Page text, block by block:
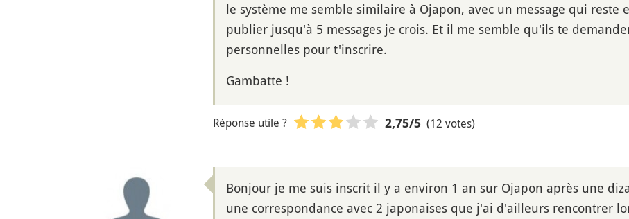
le système me semble similaire à Ojapon, avec un message qui
publier jusqu'à 5 messages je crois. Et il me semble qu'ils te
personnelles pour t'inscrire.
Gambatte !
Réponse utile ? 2,75/5 (12 votes)
Bonjour je me suis inscrit il y a environ 1 an sur Ojapon après une
une correspondance avec 2 japonaises que j'ai d'ailleurs rencontrer